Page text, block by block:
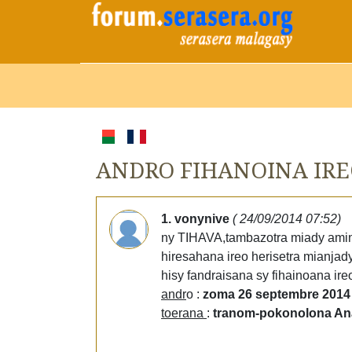
ANDRO FIHANOINA
1. vonynive ( 24/09/2014 07:52)
ny TIHAVA,tambazotra miady
hiresahana ireo herisetra
hisy fandraisana sy fihainoana
andro : zoma 26 septembre
toerana : tranom-pokonolona